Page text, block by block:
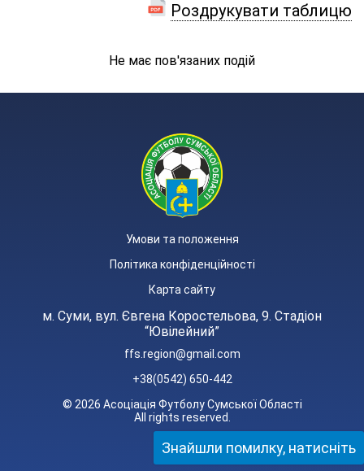
Роздрукувати таблицю
Не має пов'язаних подій
Умови та положення
Політика конфіденційності
Карта сайту
м. Суми, вул. Євгена Коростельова, 9. Стадіон
“Ювілейний”
ffs.region@gmail.com
+38(0542) 650-442
© 2026 Асоціація Футболу Сумської Області
All rights reserved.
Знайшли помилку, натисніть